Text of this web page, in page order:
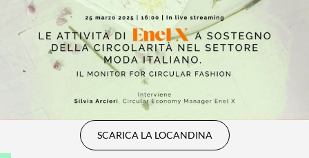
SCARICA LA LOCANDINA